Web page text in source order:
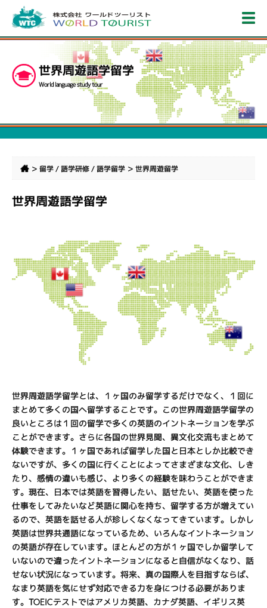
世界周遊語学留学
World language study tour
> 留学 / 語学研修 / 語学留学 > 世界周遊留学
世界周遊語学留学
世界周遊語学留学とは、１ヶ国のみ留学するだけでなく、１回に
まとめて多くの国へ留学することです。この世界周遊語学留学の
良いところは１回の留学で多くの英語のイントネーションを学ぶ
ことができます。さらに各国の世界見聞、異文化交流もまとめて
体験できます。１ヶ国であれば留学した国と日本としか比較でき
ないですが、多くの国に行くことによってさまざまな文化、しき
たり、感情の違いも感じ、より多くの経験を味わうことができま
す。現在、日本では英語を習得したい、話せたい、英語を使った
仕事をしてみたいなど英語に関心を持ち、留学する方が増えてい
るので、英語を話せる人が珍しくなくなってきています。しかし
英語は世界共通語になっているため、いろんなイントネーション
の英語が存在しています。ほとんどの方が１ヶ国でしか留学して
いないので違ったイントネーションになると自信がなくなり、話
せない状況になっています。将来、真の国際人を目指すならば、
なまり英語を気にせず対応できる力を身につける必要がありま
す。TOEICテストではアメリカ英語、カナダ英語、イギリス英